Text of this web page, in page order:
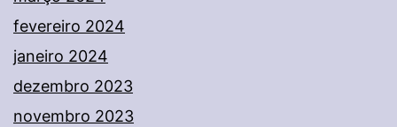
fevereiro 2024
janeiro 2024
dezembro 2023
novembro 2023